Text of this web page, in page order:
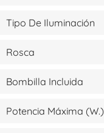
Tipo De Iluminación
Rosca
Bombilla Incluida
Potencia Máxima (W.)